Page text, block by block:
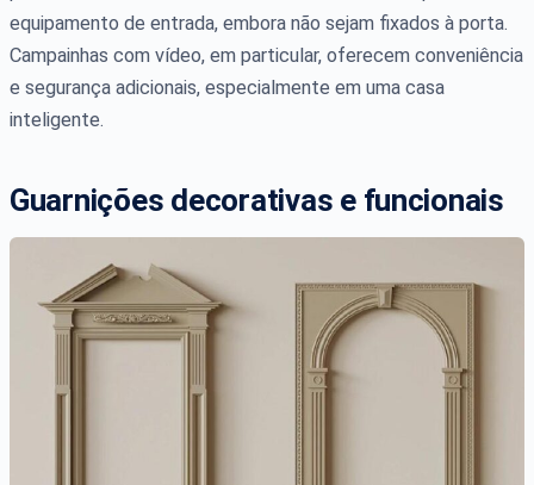
equipamento de entrada, embora não sejam fixados à porta.
Campainhas com vídeo, em particular, oferecem conveniência
e segurança adicionais, especialmente em uma casa
inteligente.
Guarnições decorativas e funcionais